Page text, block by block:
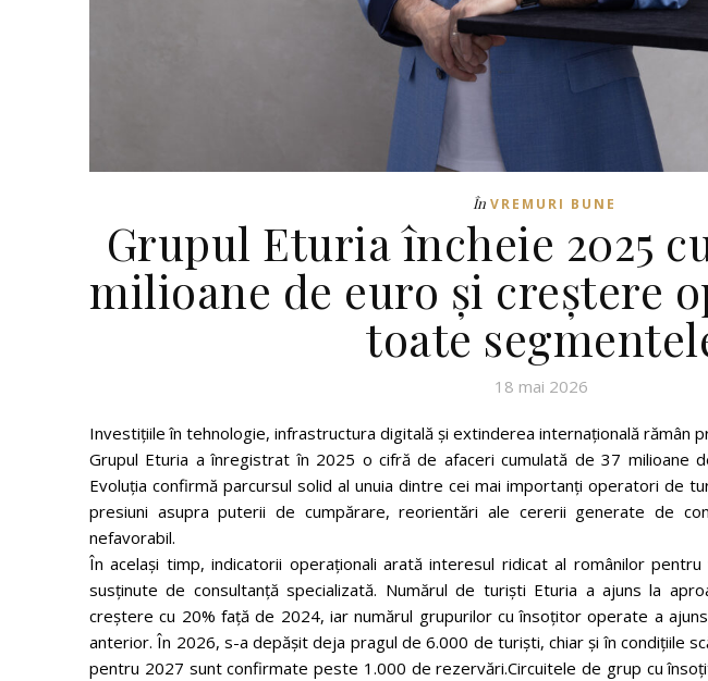
În VREMURI BUNE
Grupul Eturia încheie 2025
milioane de euro și creștere
toate
18 mai 2026
Investițiile în tehnologie, infrastructura digitală și extinderea internațională rămân
Grupul Eturia a înregistrat în 2025 o cifră de afaceri cumulată de 37 milioane
Evoluția confirmă parcursul solid al unuia dintre cei mai importanți operatori de
presiuni asupra puterii de cumpărare, reorientări ale cererii generate de
nefavorabil.
În același timp, indicatorii operaționali arată interesul ridicat al românilor
susținute de consultanță specializată. Numărul de turiști Eturia a ajuns la
creștere cu 20% față de 2024, iar numărul grupurilor cu însoțitor operate a
anterior. În 2026, s-a depășit deja pragul de 6.000 de turiști, chiar și în condițiile
pentru 2027 sunt confirmate peste 1.000 de rezervări.Circuitele de grup cu